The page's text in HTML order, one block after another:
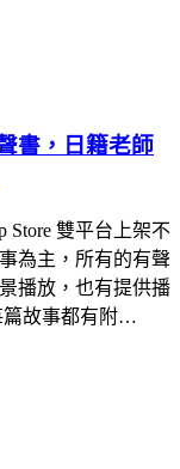
書，日籍老師
Store 雙平台上架不
為主，所有的有聲
播放，也有提供播
篇故事都有附…